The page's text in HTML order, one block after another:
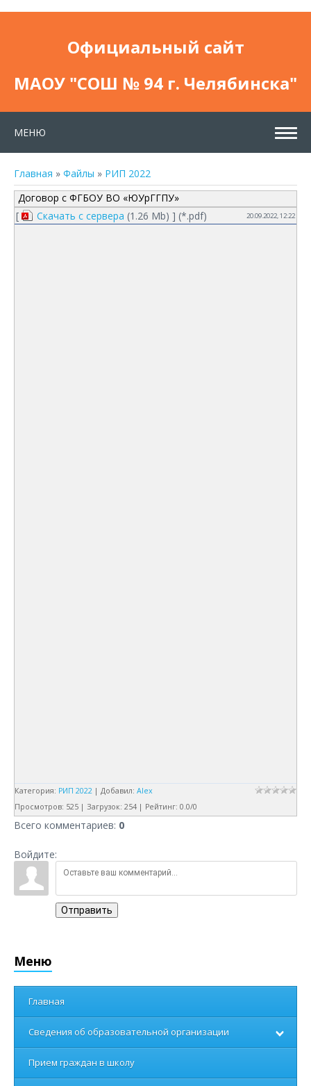
Официальный сайт
МАОУ "СОШ № 94 г. Челябинска"
МЕНЮ
Главная » Файлы » РИП 2022
Договор с ФГБОУ ВО «ЮУрГГПУ»
[
Скачать с сервера (1.26 Mb) ] (*.pdf) 20.09.2022, 12:22
Категория: РИП 2022 | Добавил: Alex
Просмотров: 525 | Загрузок: 254 | Рейтинг: 0.0/0
Всего комментариев: 0
Войдите:
Отправить
Меню
Главная
Сведения об образовательной организации
Прием граждан в школу